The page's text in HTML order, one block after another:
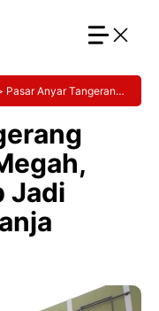
Pasar Anyar Tangerang
Jadi